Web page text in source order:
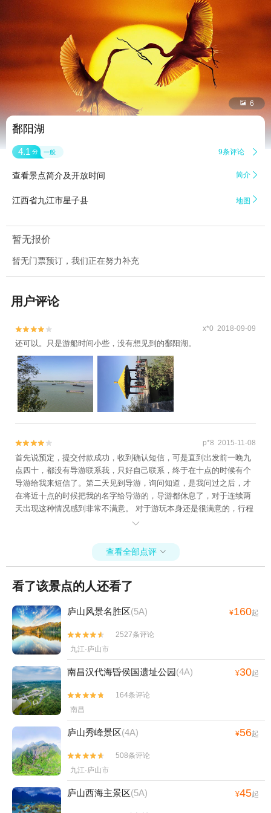
 6
鄱阳湖
4.1 分 一般 9条评论 
查看景点简介及开放时间 简介 
江西省九江市星子县 地图 
暂无报价
暂无门票预订，我们正在努力补充
用户评论

 x*0 2018-09-09
还可以。只是游船时间小些，没有想见到的鄱阳湖。

 p*8 2015-11-08
首先说预定，提交付款成功，收到确认短信，可是直到出发前一晚九
点四十，都没有导游联系我，只好自己联系，终于在十点的时候有个
导游给我来短信了。第二天见到导游，询问知道，是我问过之后，才
在将近十点的时候把我的名字给导游的，导游都休息了，对于连续两
天出现这种情况感到非常不满意。 对于游玩本身还是很满意的，行程
不多，但是饱览湖光洞景，团不大，导游很好，表扬一下。

查看全部点评 
看了该景点的人还看了
庐山风景名胜区(5A) ¥160起


2527条评论
九江·庐山市
南昌汉代海昏侯国遗址公园(4A) ¥30起


164条评论
南昌
庐山秀峰景区(4A) ¥56起


508条评论
九江·庐山市
庐山西海主景区(5A) ¥45起